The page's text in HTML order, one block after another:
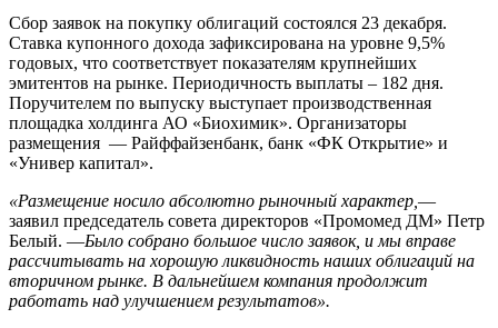
Сбор заявок на покупку облигаций состоялся 23 декабря.
Ставка купонного дохода зафиксирована на уровне 9,5%
годовых, что соответствует показателям крупнейших
эмитентов на рынке. Периодичность выплаты – 182 дня.
Поручителем по выпуску выступает производственная
площадка холдинга АО «Биохимик». Организаторы
размещения — Райффайзенбанк, банк «ФК Открытие» и
«Универ капитал».
«Размещение носило абсолютно рыночный характер,—
заявил председатель совета директоров «Промомед ДМ» Петр
Белый. —Было собрано большое число заявок, и мы вправе
рассчитывать на хорошую ликвидность наших облигаций на
вторичном рынке. В дальнейшем компания продолжит
работать над улучшением результатов».